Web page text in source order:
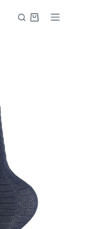
Indkøbskurv